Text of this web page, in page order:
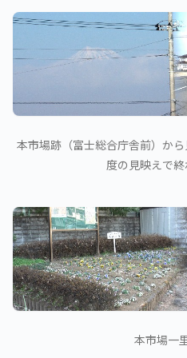
本市場跡（富士総合庁舎前）か
度の見映えで終
本市場一